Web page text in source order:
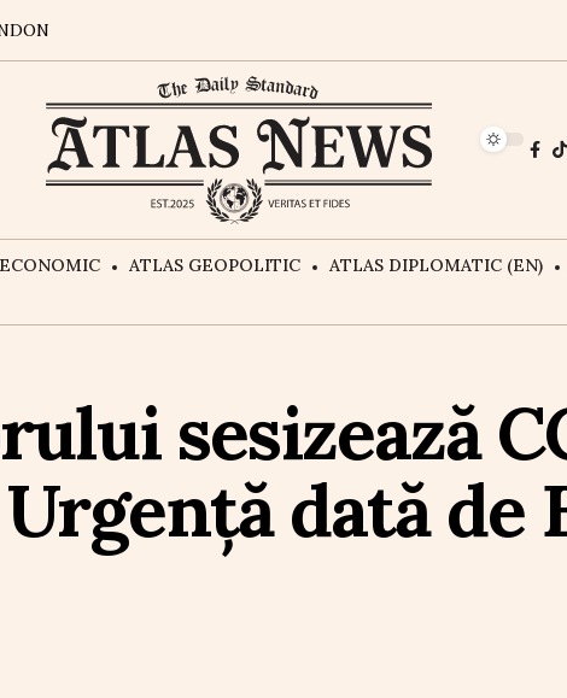
ATLAS GEOPOLITIC ATLAS DIPLOMATIC (EN)
sesizează
dată de